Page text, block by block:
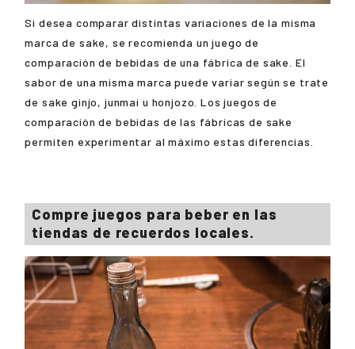
Si desea comparar distintas variaciones de la misma
marca de sake, se recomienda un juego de
comparación de bebidas de una fábrica de sake. El
sabor de una misma marca puede variar según se trate
de sake ginjo, junmai u honjozo. Los juegos de
comparación de bebidas de las fábricas de sake
permiten experimentar al máximo estas diferencias.
Compre juegos para beber en las
tiendas de recuerdos locales.